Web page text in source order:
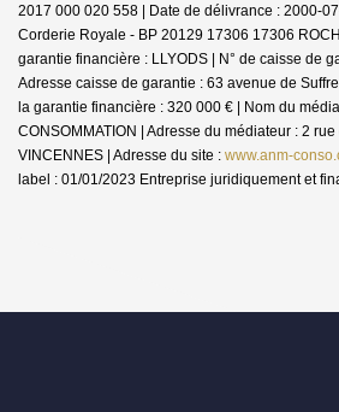
2017 000 020 558 | Date de délivrance : 2000-
Corderie Royale - BP 20129 17306 17306
garantie financière : LLYODS | N° de caisse de
Adresse caisse de garantie : 63 avenue de
la garantie financière : 320 000 € | Nom du
CONSOMMATION | Adresse du médiateur : 2
VINCENNES | Adresse du site : www.anm-
label : 01/01/2023 Entreprise juridiquement et